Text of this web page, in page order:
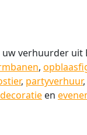
verhuurder uit
,
, partyverhuur,
en